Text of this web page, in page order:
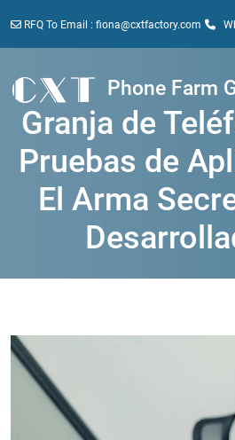
RFQ To Email : fiona@cxtfactory.com
Phone Farm
Granja de
Pruebas de
El Arma